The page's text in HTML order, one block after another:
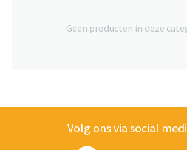
Geen producten in deze
Volg ons via social